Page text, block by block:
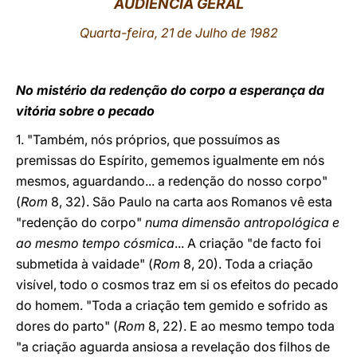
LATINE
AUDIÊNCIA GERAL
Quarta-feira, 21 de Julho de 1982
No mistério da redenção do corpo a esperança da
vitória sobre o pecado
1. "Também, nós próprios, que possuímos as
premissas do Espírito, gememos igualmente em nós
mesmos, aguardando... a redenção do nosso corpo"
(Rom 8, 32). São Paulo na carta aos Romanos vê esta
"redenção do corpo" numa dimensão antropológica e
ao mesmo tempo cósmica... A criação "de facto foi
submetida à vaidade" (Rom 8, 20). Toda a criação
visível, todo o cosmos traz em si os efeitos do pecado
do homem. "Toda a criação tem gemido e sofrido as
dores do parto" (Rom 8, 22). E ao mesmo tempo toda
"a criação aguarda ansiosa a revelação dos filhos de